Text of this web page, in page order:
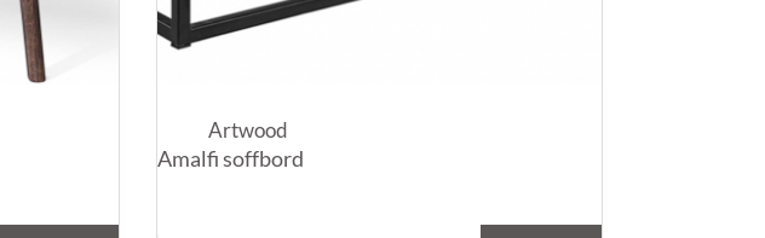
Artwood
Amalfi soffbord